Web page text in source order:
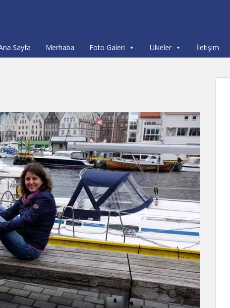
Sayfa Merhaba Foto Galeri Ülkeler İletişim